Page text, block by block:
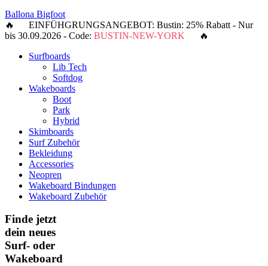
Ballona Bigfoot
🔥 EINFÜHGRUNGSANGEBOT: Bustin: 25% Rabatt - Nur
bis 30.09.2026 - Code: BUSTIN-NEW-YORK 🔥
Surfboards
Lib Tech
Softdog
Wakeboards
Boot
Park
Hybrid
Skimboards
Surf Zubehör
Bekleidung
Accessories
Neopren
Wakeboard Bindungen
Wakeboard Zubehör
Finde jetzt
dein neues
Surf- oder
Wakeboard